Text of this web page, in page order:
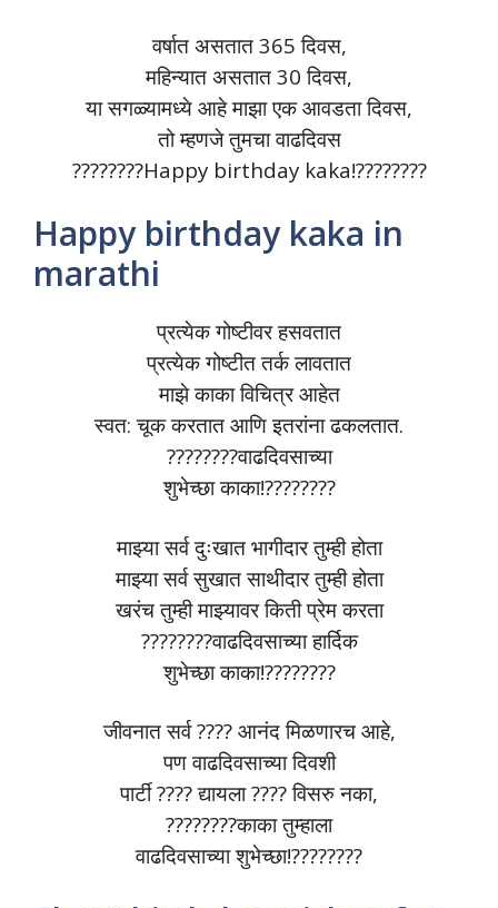
वर्षात असतात 365 दिवस,
महिन्यात असतात 30 दिवस,
या सगळ्यामध्ये आहे माझा एक आवडता दिवस,
तो म्हणजे तुमचा वाढदिवस
????????Happy birthday kaka!????????
Happy birthday kaka in
marathi
प्रत्येक गोष्टीवर हसवतात
प्रत्येक गोष्टीत तर्क लावतात
माझे काका विचित्र आहेत
स्वत: चूक करतात आणि इतरांना ढकलतात.
????????वाढदिवसाच्या
शुभेच्छा काका!????????
माझ्या सर्व दुःखात भागीदार तुम्ही होता
माझ्या सर्व सुखात साथीदार तुम्ही होता
खरंच तुम्ही माझ्यावर किती प्रेम करता
????????वाढदिवसाच्या हार्दिक
शुभेच्छा काका!????????
जीवनात सर्व ???? आनंद मिळणारच आहे,
पण वाढदिवसाच्या दिवशी
पार्टी ???? द्यायला ???? विसरु नका,
????????काका तुम्हाला
वाढदिवसाच्या शुभेच्छा!????????